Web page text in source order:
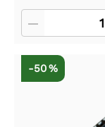
-50 %